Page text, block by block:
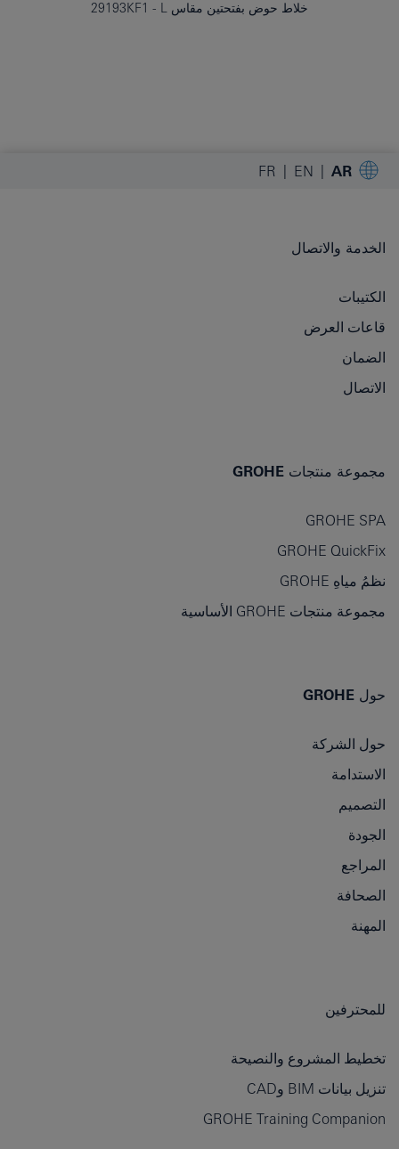
خلاط حوض بفتحتين مقاس L
29193KF1
AR
EN
FR
الخدمة والاتصال
الكتيبات
قاعات العرض
الضمان
الاتصال
مجموعة منتجات GROHE
GROHE SPA
GROHE QuickFix
نظمُ مياهِ GROHE
مجموعة منتجات GROHE الأساسية
حول GROHE
حول الشركة
الاستدامة
التصميم
الجودة
المراجع
الصحافة
المهنة
للمحترفين
تخطيط المشروع والنصيحة
تنزيل بيانات BIM وCAD
GROHE Training Companion